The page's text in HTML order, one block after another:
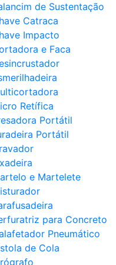
de Sustentação
Catraca
Impacto
e Faca
Retífica
Portátil
Portátil
e Martelete
para Concreto
Pneumático
de Cola